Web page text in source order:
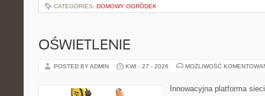
CATEGORIES: DOMOWY OGRÓDEK
OŚWIETLENIE
POSTED BY ADMIN KWI - 27 - 2026 MOŻLIWOŚĆ
Innowacyjna platforma